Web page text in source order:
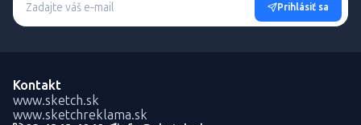
Prihlásiť sa
Kontakt
www.sketch.sk
www.sketchreklama.sk